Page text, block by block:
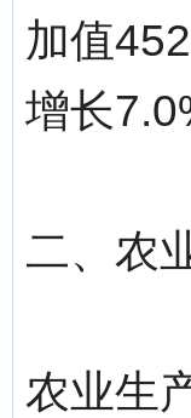
加值
增长
二、农
农业生